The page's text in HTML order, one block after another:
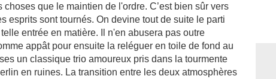
que le maintien de l'ordre. C’est bien sûr vers
esprits sont tournés. On devine tout de suite le parti
entrée en matière. Il n'en abusera pas outre
appât pour ensuite la reléguer en toile de fond au
un classique trio amoureux pris dans la tourmente
en ruines. La transition entre les deux atmosphères